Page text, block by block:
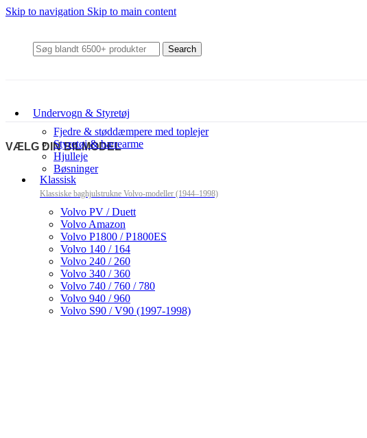
Skip to navigation Skip to main content
Search
Undervogn & Styretøj
Fjedre & støddæmpere med toplejer
Styretøj & bærearme
Hjulleje
Bøsninger
VÆLG DIN BILMODEL
Klassisk
Klassiske baghjulstrukne Volvo-modeller (1944–1998)
Volvo PV / Duett
Volvo Amazon
Volvo P1800 / P1800ES
Volvo 140 / 164
Volvo 240 / 260
Volvo 340 / 360
Volvo 740 / 760 / 780
Volvo 940 / 960
Volvo S90 / V90 (1997-1998)